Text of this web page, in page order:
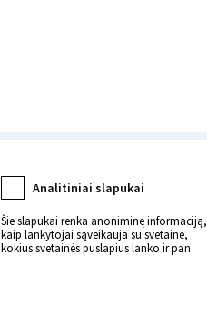
Analitiniai slapukai
Šie slapukai renka anoniminę informaciją,
kaip lankytojai sąveikauja su svetaine,
kokius svetainės puslapius lanko ir pan.